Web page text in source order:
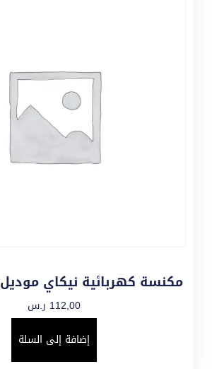
مكنسة كهربائية نيكاي موديل NVC2302A1
112,00 ر.س
إضافة إلى السلة